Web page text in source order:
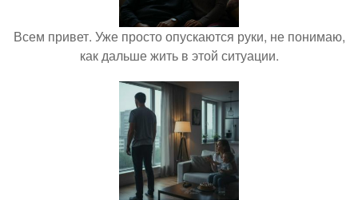
Всем привет. Уже просто опускаются руки, не понимаю,
как дальше жить в этой ситуации.